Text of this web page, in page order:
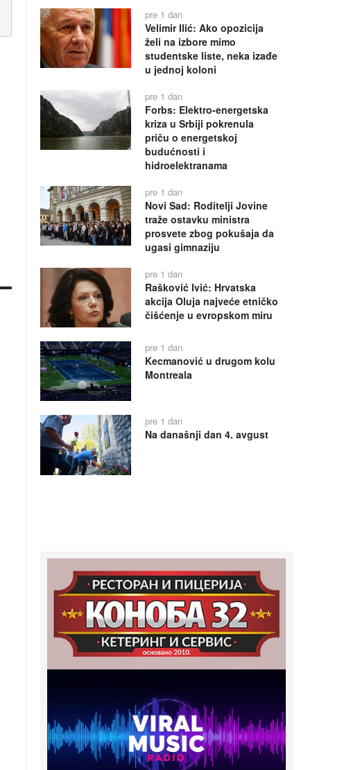
pre 1 dan
Velimir Ilić: Ako opozicija
želi na izbore mimo
studentske liste, neka izađe
u jednoj koloni
pre 1 dan
Forbs: Elektro-energetska
kriza u Srbiji pokrenula
priču o energetskoj
budućnosti i
hidroelektranama
pre 1 dan
Novi Sad: Roditelji Jovine
traže ostavku ministra
prosvete zbog pokušaja da
ugasi gimnaziju
pre 1 dan
Rašković Ivić: Hrvatska
akcija Oluja najveće etničko
čišćenje u evropskom miru
pre 1 dan
Kecmanović u drugom kolu
Montreala
pre 1 dan
Na današnji dan 4. avgust